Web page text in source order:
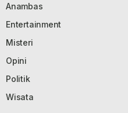
Anambas
Entertainment
Misteri
Opini
Politik
Wisata